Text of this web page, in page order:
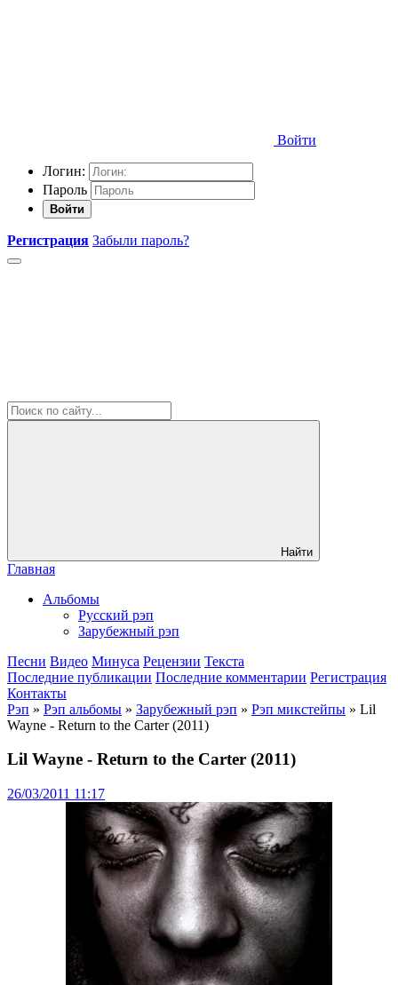
Войти
Логин:
Пароль
Войти
Регистрация Забыли пароль?
Найти
Главная
Альбомы
Русский рэп
Зарубежный рэп
Песни Видео Минуса Рецензии Текста
Последние публикации Последние комментарии Регистрация
Контакты
Рэп » Рэп альбомы » Зарубежный рэп » Рэп микстейпы » Lil
Wayne - Return to the Carter (2011)
Lil Wayne - Return to the Carter (2011)
26/03/2011 11:17